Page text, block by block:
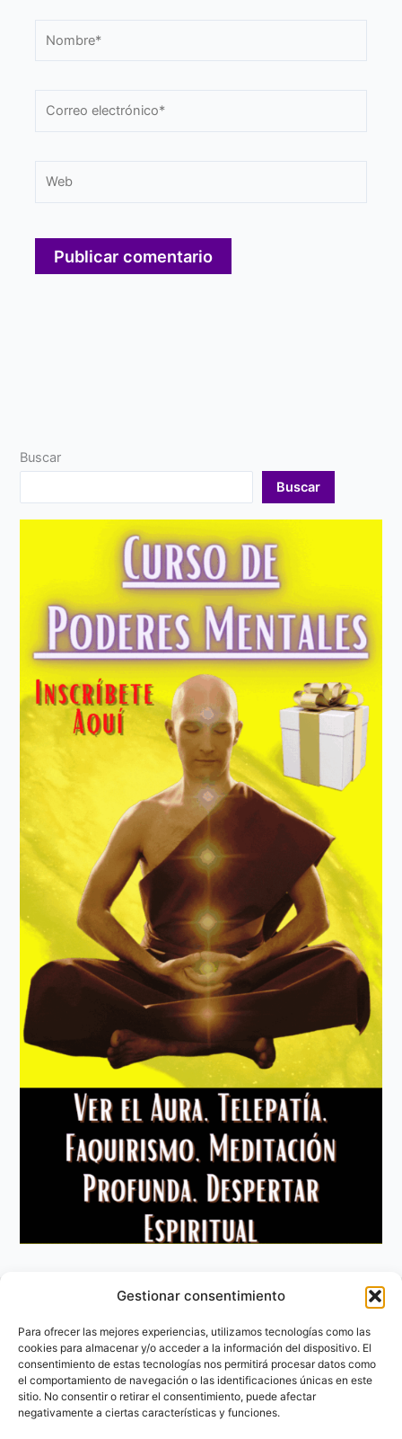
Gestionar consentimiento
Para ofrecer las mejores experiencias, utilizamos tecnologías como las
cookies para almacenar y/o acceder a la información del dispositivo. El
consentimiento de estas tecnologías nos permitirá procesar datos como
el comportamiento de navegación o las identificaciones únicas en este
sitio. No consentir o retirar el consentimiento, puede afectar
negativamente a ciertas características y funciones.
electrónico*
Buscar
Buscar
Aviso Legal
Política de privacidad
Política de Cookies
Contacto